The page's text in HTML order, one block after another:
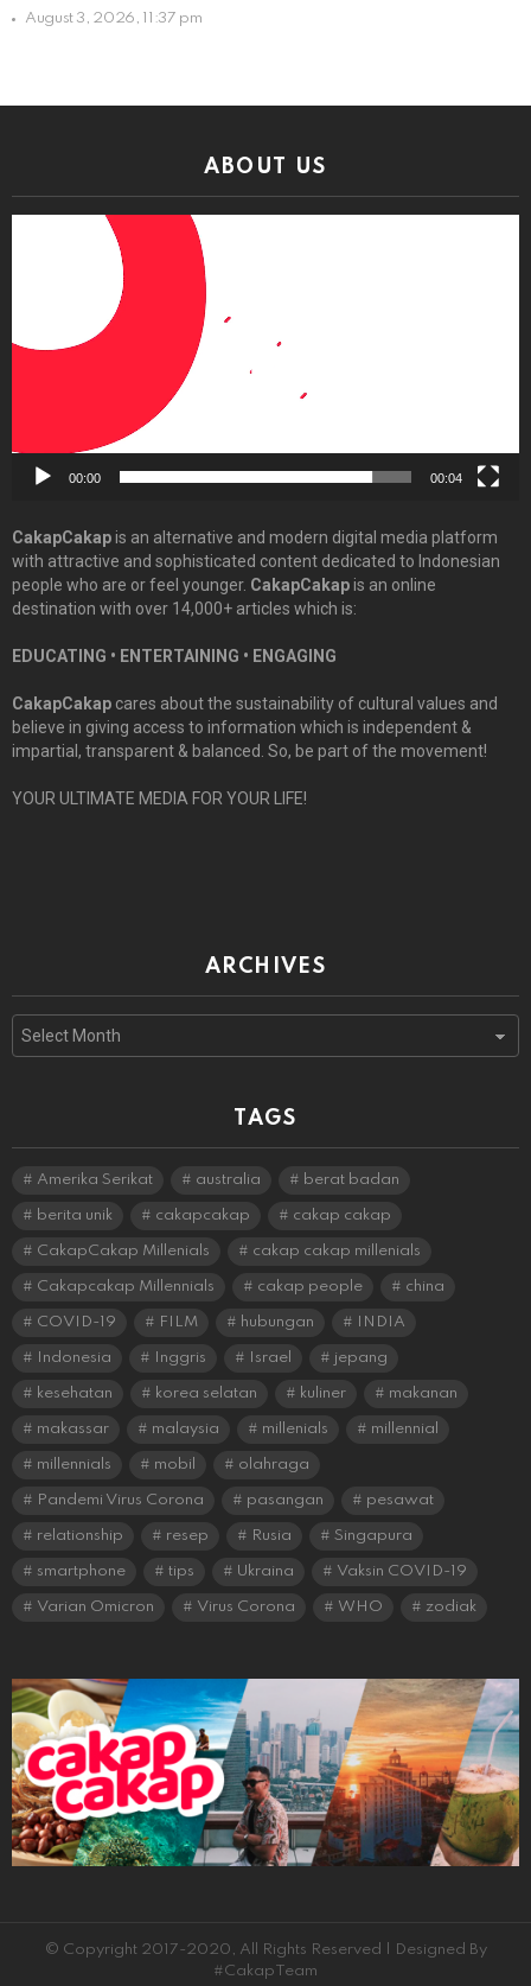
August 3, 2026, 11:37 pm
ABOUT US
00:00 00:04
CakapCakapis an alternative and modern digital media platform
with attractive and sophisticated content dedicated to Indonesian
people who are or feel younger. CakapCakapis an online
destination with over 14,000+ articles which is:
EDUCATING • ENTERTAINING • ENGAGING
CakapCakap cares about the sustainability of cultural values and
believe in giving access to information which is independent &
impartial, transparent & balanced. So, be part of the movement!
YOUR ULTIMATE MEDIA FOR YOUR LIFE!
ARCHIVES
Archives
TAGS
Amerika Serikat australia berat badan
berita unik cakapcakap cakap cakap
CakapCakap Millenials cakap cakap millenials
Cakapcakap Millennials cakap people china
COVID-19 FILM hubungan INDIA
Indonesia Inggris Israel jepang
kesehatan korea selatan kuliner makanan
makassar malaysia millenials millennial
millennials mobil olahraga
Pandemi Virus Corona pasangan pesawat
relationship resep Rusia Singapura
smartphone tips Ukraina Vaksin COVID-19
Varian Omicron Virus Corona WHO zodiak
© Copyright 2017-2020, All Rights Reserved | Designed By
#CakapTeam